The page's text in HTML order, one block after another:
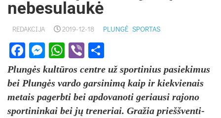
nebesulaukė
REDAKCIJA 2019-12-18 PLUNGĖ SPORTAS
Facebook
Messenger
WhatsApp
Viber
Plun­gės kul­tū­ros cent­re už spor­ti­nius pa­sie­ki­mus
bei Plun­gės var­do gar­si­ni­mą kaip ir kiek­vie­nais
me­tais pa­gerb­ti bei ap­do­va­no­ti ge­riau­si ra­jo­no
spor­ti­nin­kai bei jų tre­ne­riai. Gra­žia prieš­šven­ti­